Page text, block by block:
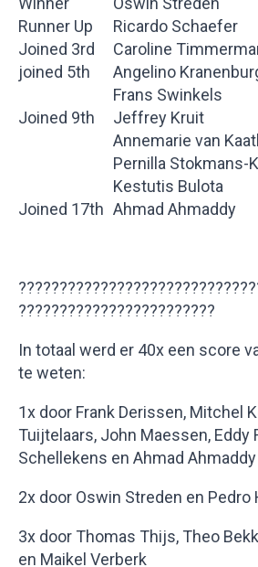
Runner Up
Ricardo Schaefer
Joined 3rd
Caroline
joined 5th
Angelino
Frans Swinkels
Joined 9th
Jeffrey Kruit
Annemarie van
Pernilla Stokmans-
Kestutis Bulota
Joined 17th Ahmad Ahmaddy
????????????????????????
In totaal werd er 40x een score
te weten:
1x door Frank Derissen, Mitchel
Tuijtelaars, John Maessen, Eddy
Schellekens en Ahmad Ahmaddy
2x door Oswin Streden en Pedro
3x door Thomas Thijs, Theo
en Maikel Verberk